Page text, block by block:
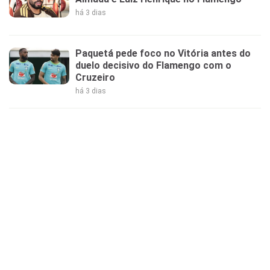
há 3 dias
Paquetá pede foco no Vitória antes do
duelo decisivo do Flamengo com o
Cruzeiro
há 3 dias